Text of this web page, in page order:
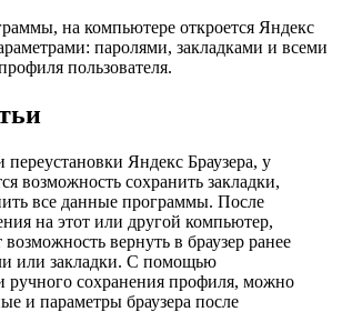
на компьютере откроется Яндекс
паролями, закладками и всеми
пользователя.
Яндекс Браузера, у
возможность сохранить закладки,
все данные программы. После
на этот или другой компьютер,
возможность вернуть в браузер ранее
или закладки. С помощью
ручного сохранения профиля, можно
и параметры браузера после